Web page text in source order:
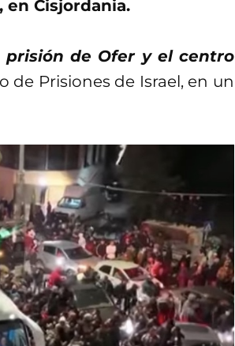
Cisjordania.
prisión de Ofer y el centro
de Prisiones de Israel, en un